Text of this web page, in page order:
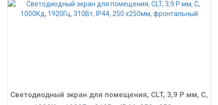
Светодиодный экран для помещения, CLT, 3,9 Р.мм, C,